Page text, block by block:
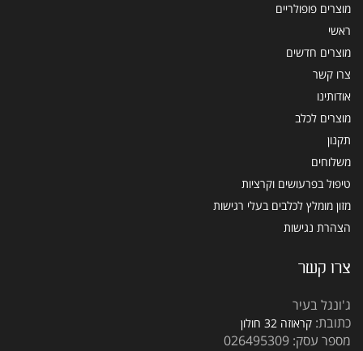
מוצרים פופולריים
ראשי
מוצרים חדשים
צרו קשר
אודותינו
מוצרים לכלב
תקנון
משלוחים
טיפול בפרעושים וקרציות
מזון מומלץ לכלבים בעלי רגישות
הצהרת נגישות
צרו קשר
ג'ונגל בעיר
כתובת: קראוזה 32 חולון
מספר עסק: 026495309